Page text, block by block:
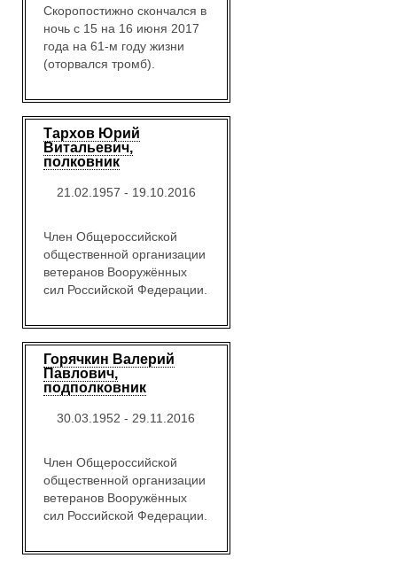
Скоропостижно скончался в
ночь с 15 на 16 июня 2017
года на 61-м году жизни
(оторвался тромб).
Тархов Юрий
Витальевич,
полковник
21.02.1957 - 19.10.2016
Член Общероссийской
общественной организации
ветеранов Вооружённых
сил Российской Федерации.
Горячкин Валерий
Павлович,
подполковник
30.03.1952 - 29.11.2016
Член Общероссийской
общественной организации
ветеранов Вооружённых
сил Российской Федерации.